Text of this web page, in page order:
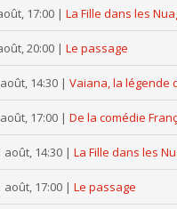
17:00 | La Fille dans les
20:00 | Le passage
14:30 | Vaiana, la légende
17:00 | De la comédie
août, 14:30 | La Fille dans les
août, 17:00 | Le passage